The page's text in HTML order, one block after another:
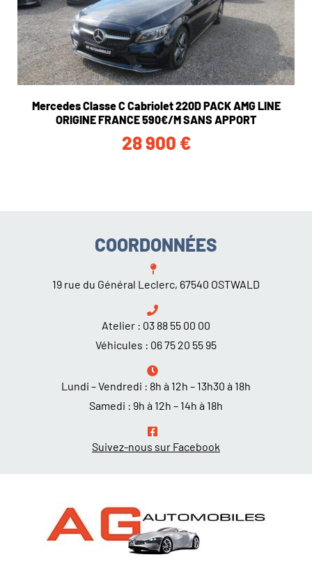
Mercedes Classe C Cabriolet 220D PACK AMG LINE
ORIGINE FRANCE 590€/M SANS APPORT
28 900 €
COORDONNÉES
19 rue du Général Leclerc, 67540 OSTWALD
Atelier : 03 88 55 00 00
Véhicules : 06 75 20 55 95
Lundi – Vendredi : 8h à 12h – 13h30 à 18h
Samedi : 9h à 12h – 14h à 18h
Suivez-nous sur Facebook